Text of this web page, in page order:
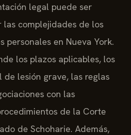
legal puede ser
las complejidades de los
personales en Nueva York.
los plazos aplicables, los
lesión grave, las reglas
con las
de la Corte
de Schoharie. Además,